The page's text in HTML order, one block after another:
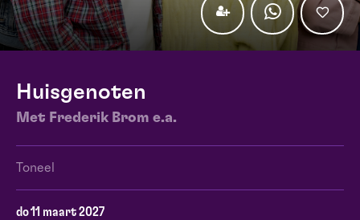
Huisgenoten
Met Frederik Brom e.a.
Toneel
do 11 maart 2027